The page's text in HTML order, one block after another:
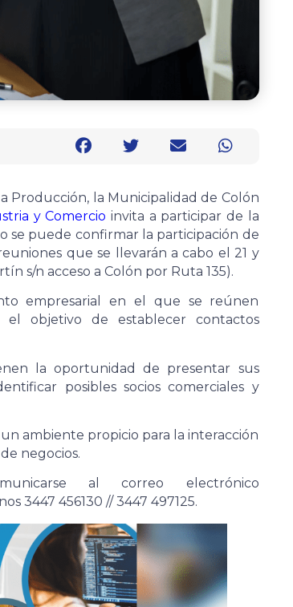
Producción, la Municipalidad de Colón
y Comercio invita a participar de la
se puede confirmar la participación de
que se llevarán a cabo el 21 y
s/n acceso a Colón por Ruta 135).
empresarial en el que se reúnen
el objetivo de establecer contactos
la oportunidad de presentar sus
posibles socios comerciales y
ambiente propicio para la interacción
negocios.
al correo electrónico
3447 456130 // 3447 497125.